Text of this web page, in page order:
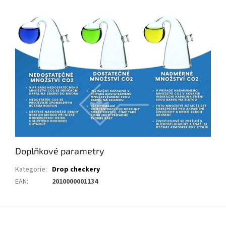
Doplňkové parametry
Kategorie: Drop checkery
EAN: 2010000001134